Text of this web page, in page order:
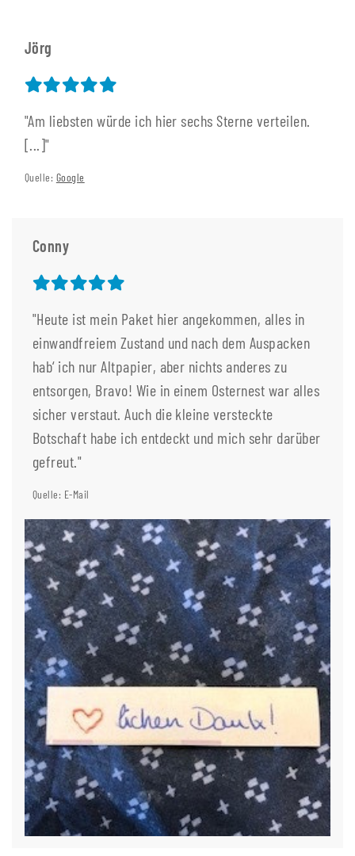
Jörg
"Am liebsten würde ich hier sechs Sterne verteilen.
[...]"
Quelle: Google
Conny
"Heute ist mein Paket hier angekommen, alles in
einwandfreiem Zustand und nach dem Auspacken
hab‘ ich nur Altpapier, aber nichts anderes zu
entsorgen, Bravo! Wie in einem Osternest war alles
sicher verstaut. Auch die kleine versteckte
Botschaft habe ich entdeckt und mich sehr darüber
gefreut."
Quelle: E-Mail